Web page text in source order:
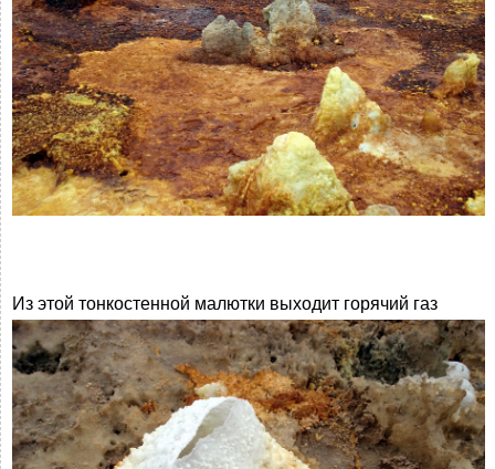
Из этой тонкостенной малютки выходит горячий газ